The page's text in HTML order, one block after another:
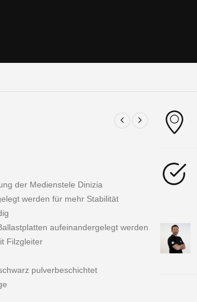
der Medienstele Dinizia
werden für mehr Stabilität
aufeinandergelegt werden
Filzgleiter
pulverbeschichtet